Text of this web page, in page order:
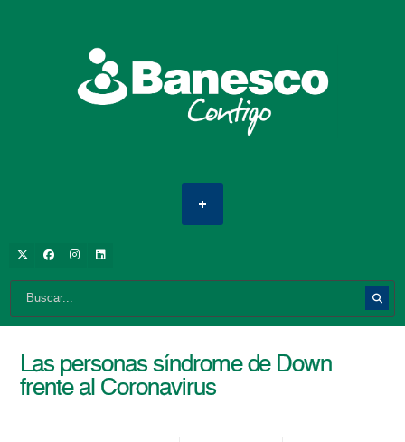
Las personas síndrome de Down
frente al Coronavirus